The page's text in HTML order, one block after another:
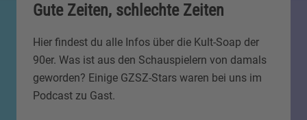
Gute Zeiten, schlechte Zeiten
Hier findest du alle Infos über die Kult-Soap der
90er. Was ist aus den Schauspielern von damals
geworden? Einige GZSZ-Stars waren bei uns im
Podcast zu Gast.